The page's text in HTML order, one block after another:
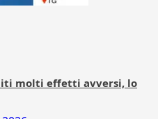
molti effetti avversi, lo